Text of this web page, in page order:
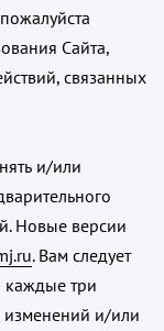
Сайта,
связанных
и/или
Новые версии
. Вам следует
каждые три
изменений и/или